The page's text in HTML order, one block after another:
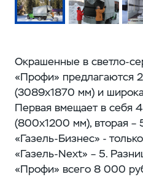
Окрашенные в светло-
«Профи» предлагаются
(3089x1870 мм) и
Первая вмещает в себя
(800x1200 мм), вторая –
«Газель-Бизнес» -
«Газель-Next» – 5.
«Профи» всего 8 000